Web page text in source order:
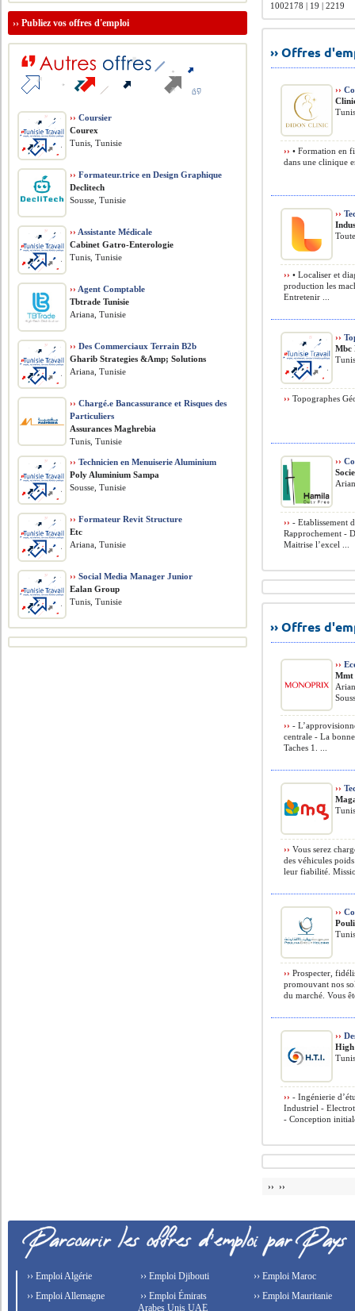
1002178 | 19 | 2219
›› Offres
››
›› • Formation en
dans une clinique
››
›› • Localiser et
production les
Entretenir ...
››
Mbc
›› Topographes
››
›› - Etablissement
Rapprochement -
Maitrise l’excel ...
›› Offres
››
Mmt
›› -
centrale - La
Taches 1. ...
››
›› Vous serez
des véhicules
leur fiabilité.
››
›› Prospecter,
promouvant nos
du marché. Vous
››
›› - Ingénierie
Industriel -
- Conception
›› ››
››Publiez vos offres d'emploi
›› Coursier
Courex
Tunis, Tunisie
›› Formateur.trice en Design Graphique
Declitech
Sousse, Tunisie
›› Assistante Médicale
Cabinet Gatro-Enterologie
Tunis, Tunisie
›› Agent Comptable
Tbtrade Tunisie
Ariana, Tunisie
›› Des Commerciaux Terrain B2b
Gharib Strategies &Amp; Solutions
Ariana, Tunisie
›› Chargé.e Bancassurance et Risques des
Particuliers
Assurances Maghrebia
Tunis, Tunisie
›› Technicien en Menuiserie Aluminium
Poly Aluminium Sampa
Sousse, Tunisie
›› Formateur Revit Structure
Etc
Ariana, Tunisie
›› Social Media Manager Junior
Ealan Group
Tunis, Tunisie
›› Emploi Algérie
›› Emploi Allemagne
›› Emploi Djibouti
›› Emploi Émirats
Arabes Unis UAE
›› Emploi Maroc
›› Emploi Mauritanie